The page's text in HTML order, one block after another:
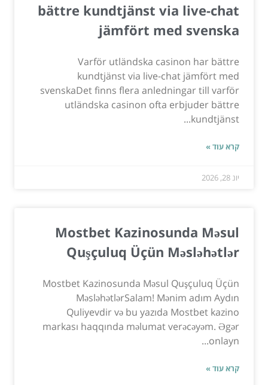
bättre kundtjänst via live-chat
jämfört med svenska
Varför utländska casinon har bättre
kundtjänst via live-chat jämfört med
svenskaDet finns flera anledningar till varför
utländska casinon ofta erbjuder bättre
kundtjänst...
קרא עוד »
יונ 28, 2026
Mostbet Kazinosunda Məsul
Quşçuluq Üçün Məsləhətlər
Mostbet Kazinosunda Məsul Quşçuluq Üçün
MəsləhətlərSalam! Mənim adım Aydın
Quliyevdir və bu yazıda Mostbet kazino
markası haqqında məlumat verəcəyəm. Əgər
onlayn...
קרא עוד »